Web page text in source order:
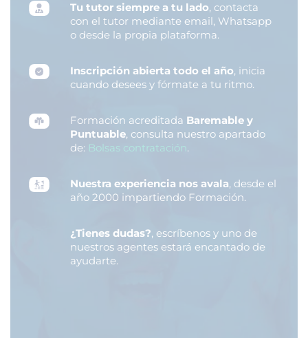
Tu tutor siempre a tu lado, contacta
con el tutor mediante email, Whatsapp
o desde la propia plataforma.
Inscripción abierta todo el año, inicia
cuando desees y fórmate a tu ritmo.
Formación acreditada Baremable y
Puntuable, consulta nuestro apartado
de: Bolsas contratación.
Nuestra experiencia nos avala, desde el
año 2000 impartiendo Formación.
¿Tienes dudas?, escríbenos y uno de
nuestros agentes estará encantado de
ayudarte.